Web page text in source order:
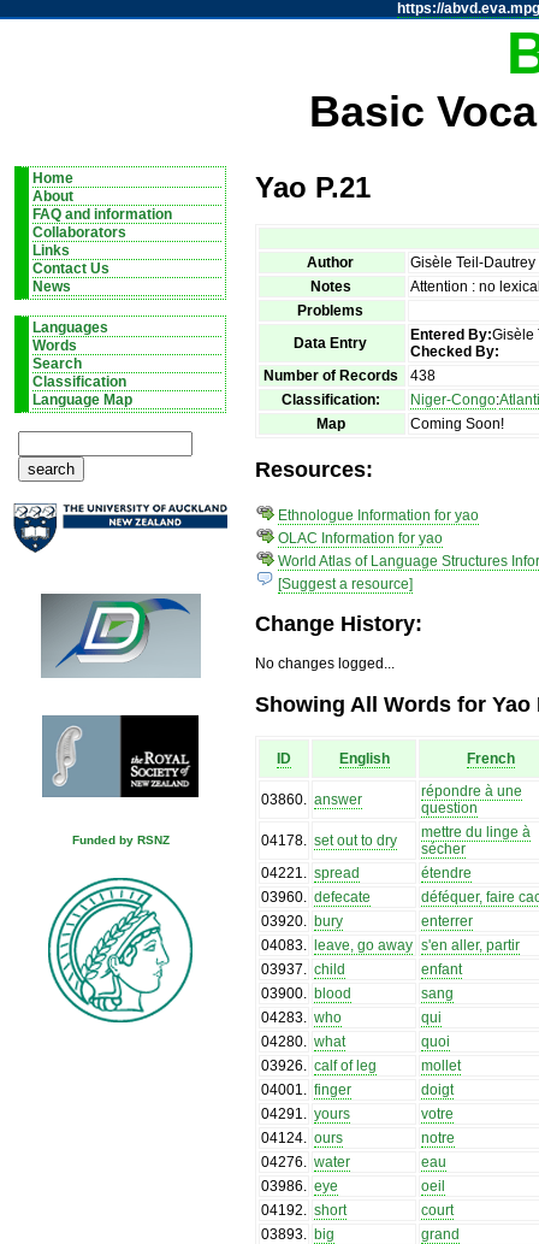
https://
Basic
Home
About
FAQ and information
Collaborators
Links
Contact Us
News
Languages
Words
Search
Classification
Language Map
Funded by RSNZ
Yao P.21
Author
Gisèle Teil-
Notes
Attention : no
Problems
Data Entry
Entered By:Gisèle
Checked By:
Number of Records
438
Classification:
Niger-Congo:
Map
Coming Soon!
Resources:
Ethnologue Information for yao
OLAC Information for yao
World Atlas of Language Structures
[Suggest a resource]
Change History:
No changes logged...
Showing All Words for Yao
ID English French
03860 answer
répondre à une
question
04178
set out to dry
mettre du linge à
sécher
04221
spread
étendre
03960
defecate
déféquer, faire
03920
bury
enterrer
04083
leave, go away s'en aller, partir
03937
child
enfant
03900
blood
sang
04283
who
qui
04280
what
quoi
03926
calf of leg
mollet
04001
finger
doigt
04291
yours
votre
04124
ours
notre
04276
water
eau
03986
eye
oeil
04192
short
court
03893
big
grand